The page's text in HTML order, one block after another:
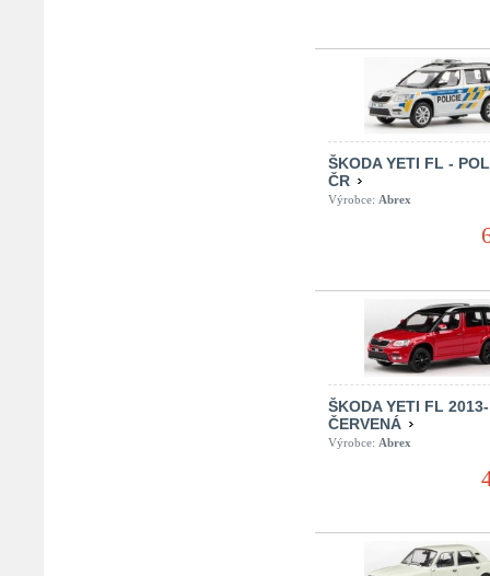
ŠKODA YETI FL -
ČR
Výrobce: Abrex
ŠKODA YETI FL 2013-
ČERVENÁ
Výrobce: Abrex